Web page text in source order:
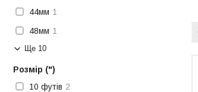
44мм 1
48мм 1
Ще 10
Розмір (")
10 футів 2